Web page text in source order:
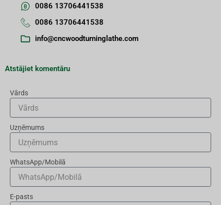
0086 13706441538
0086 13706441538
info@cncwoodturninglathe.com
Atstājiet komentāru
Vārds
Uzņēmums
WhatsApp/Mobilā
E-pasts